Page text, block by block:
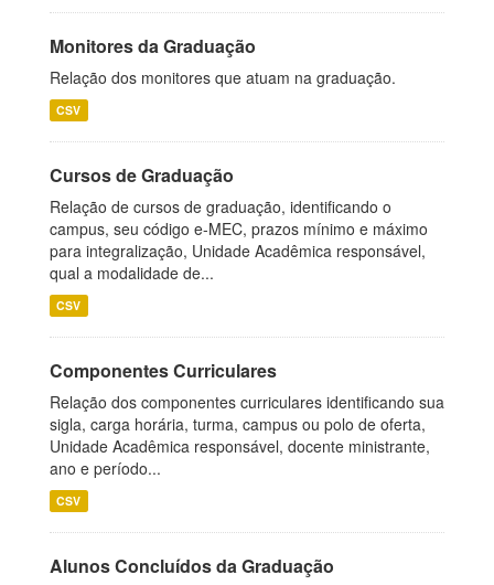
Monitores da Graduação
Relação dos monitores que atuam na graduação.
CSV
Cursos de Graduação
Relação de cursos de graduação, identificando o
campus, seu código e-MEC, prazos mínimo e máximo
para integralização, Unidade Acadêmica responsável,
qual a modalidade de...
CSV
Componentes Curriculares
Relação dos componentes curriculares identificando sua
sigla, carga horária, turma, campus ou polo de oferta,
Unidade Acadêmica responsável, docente ministrante,
ano e período...
CSV
Alunos Concluídos da Graduação